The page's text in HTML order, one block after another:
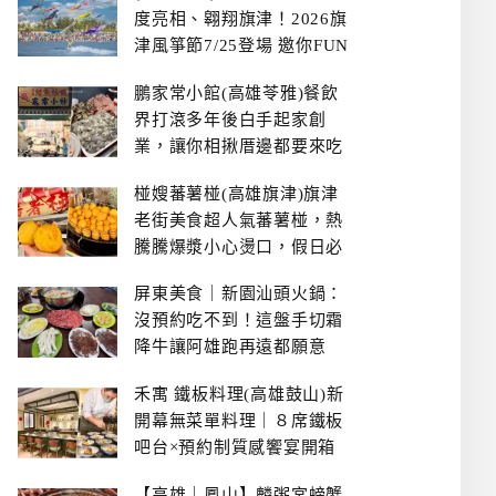
度亮相、翱翔旗津！2026旗
津風箏節7/25登場 邀你FUN
鵬家常小館(高雄苓雅)餐飲
界打滾多年後白手起家創
業，讓你相揪厝邊都要來吃
椪嫂蕃薯椪(高雄旗津)旗津
老街美食超人氣蕃薯椪，熱
騰騰爆漿小心燙口，假日必
屏東美食｜新園汕頭火鍋：
沒預約吃不到！這盤手切霜
降牛讓阿雄跑再遠都願意
禾寓 鐵板料理(高雄鼓山)新
開幕無菜單料理｜８席鐵板
吧台×預約制質感饗宴開箱